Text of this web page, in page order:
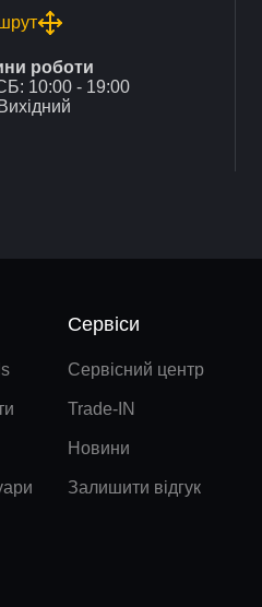
роботи
10:00 - 19:00
Сервіси
Сервісний центр
Trade-IN
Новини
Залишити відгук